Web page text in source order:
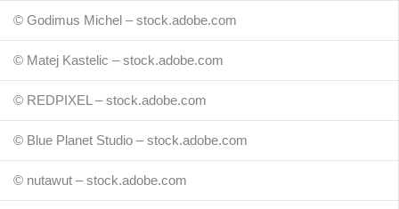
© Godimus Michel – stock.adobe.com
© Matej Kastelic – stock.adobe.com
© REDPIXEL – stock.adobe.com
© Blue Planet Studio – stock.adobe.com
© nutawut – stock.adobe.com